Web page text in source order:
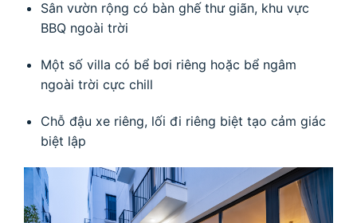
Sân vườn rộng có bàn ghế thư giãn, khu vực
BBQ ngoài trời
Một số villa có bể bơi riêng hoặc bể ngâm
ngoài trời cực chill
Chỗ đậu xe riêng, lối đi riêng biệt tạo cảm giác
biệt lập